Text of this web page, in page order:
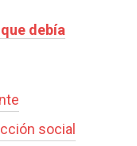
debía
social